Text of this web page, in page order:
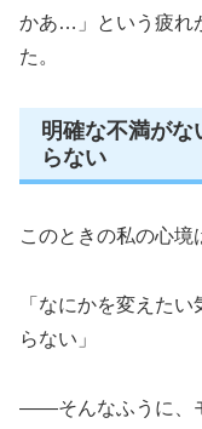
かあ…」という疲れ
た。
明確な不満がな
らない
このときの私の心境
「なにかを変えた
らない」
——そんなふうに、